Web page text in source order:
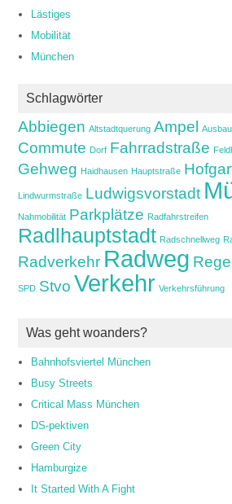
Lästiges
Mobilität
München
Schlagwörter
Abbiegen Altstadtquerung Ampel Ausbau
Commute Dorf Fahrradstraße
Gehweg Haidhausen Hauptstraße
Lindwurmstraße Ludwigsvorstadt
Nahmobilität Parkplätze Radfahrstreifen
Radlhauptstadt Radschnellweg
Radverkehr Radweg
SPD Stvo Verkehr Verkehrsführung
Was geht woanders?
Bahnhofsviertel München
Busy Streets
Critical Mass München
DS-pektiven
Green City
Hamburgize
It Started With A Fight